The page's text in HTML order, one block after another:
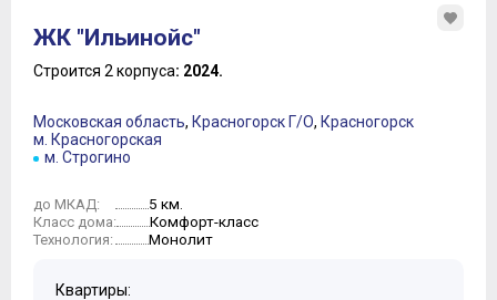
ЖК "Ильинойс"
Строится 2 корпуса: 2024.
Московская область, Красногорск Г/О, Красногорск
м. Красногорская
м. Строгино
до МКАД: 5 км.
Класс дома: Комфорт-класс
Технология: Монолит
Квартиры: